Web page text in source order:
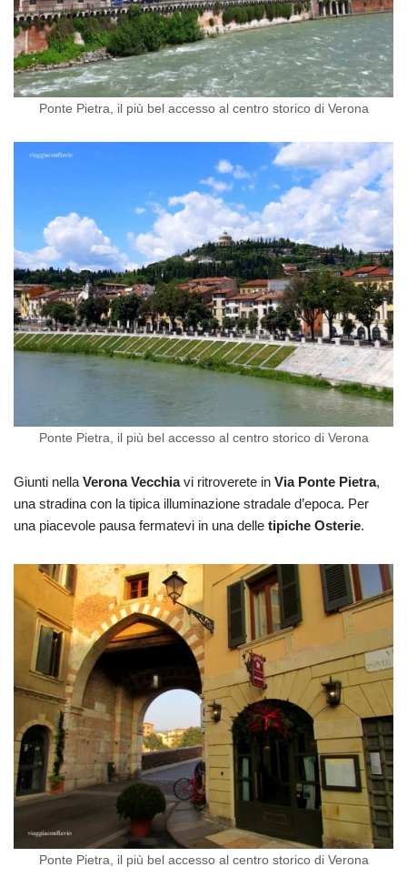
Ponte Pietra, il più bel accesso al centro storico di Verona
Ponte Pietra, il più bel accesso al centro storico di Verona
Giunti nella Verona Vecchiavi ritroverete in Via Ponte Pietra,
una stradina con la tipica illuminazione stradale d’epoca. Per
una piacevole pausa fermatevi in una delle tipiche Osterie.
Ponte Pietra, il più bel accesso al centro storico di Verona